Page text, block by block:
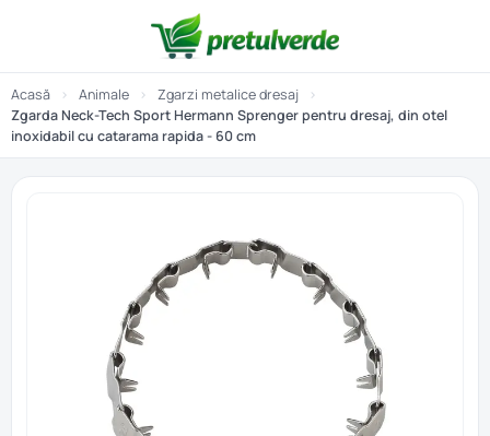
Acasă › Animale › Zgarzi metalice dresaj
›
Zgarda Neck-Tech Sport Hermann Sprenger pentru dresaj, din otel
inoxidabil cu catarama rapida - 60 cm